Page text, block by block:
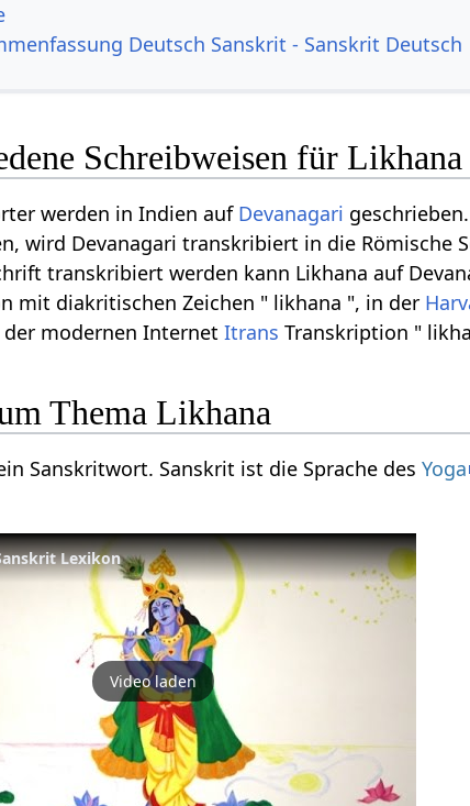
Deutsch Sanskrit - Sanskrit Deutsch
Schreibweisen für Likhana
werden in Indien auf Devanagari
wird Devanagari transkribiert in die Römische
transkribiert werden kann Likhana auf
mit diakritischen Zeichen " likhana ", in der
der modernen InternetItrans Transkription "
Thema Likhana
Sanskritwort. Sanskrit ist die Sprache desYoga
Lexikon
Video laden